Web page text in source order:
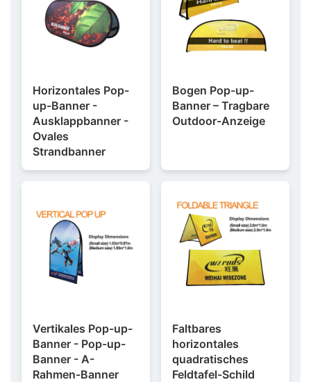
Horizontales Pop-
up-Banner -
Ausklappbanner -
Ovales
Strandbanner
Bogen Pop-up-
Banner – Tragbare
Outdoor-Anzeige
Vertikales Pop-up-
Banner - Pop-up-
Banner - A-
Rahmen-Banner
Faltbares
horizontales
quadratisches
Feldtafel-Schild